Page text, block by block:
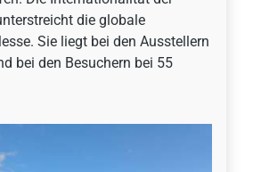
die globale
Sie liegt bei den Ausstellern
bei den Besuchern bei 55